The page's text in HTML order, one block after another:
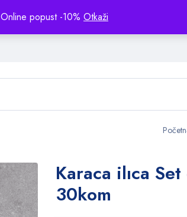
Online popust -10% Otkaži
Karaca ilıca
30kom